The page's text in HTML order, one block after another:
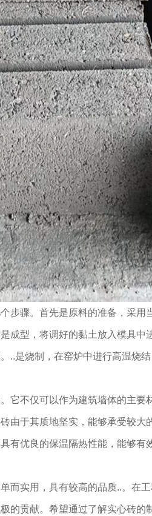
步骤。首先是原料的准备，采用
成型，将调好的黏土放入模具中
..是烧制，在窑炉中进行高温烧
它不仅可以作为建筑墙体的主要
由于其质地坚实，能够承受较大
有优良的保温隔热性能，能够有
而实用，具有较高的品质..。在
的贡献。希望通过了解实心砖的